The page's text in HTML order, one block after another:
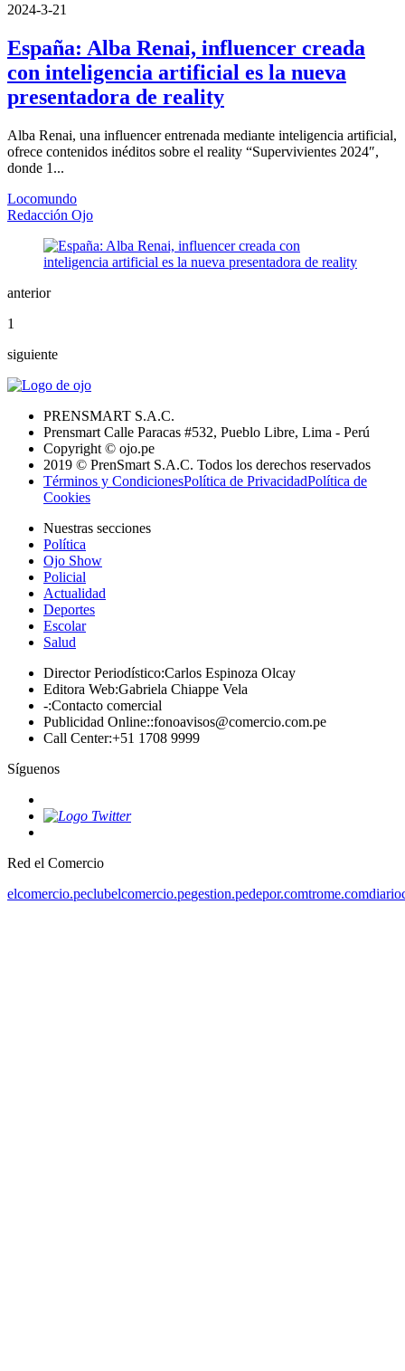
2024-3-21
España: Alba Renai, influencer creada
con inteligencia artificial es la nueva
presentadora de reality
Alba Renai, una influencer entrenada mediante inteligencia artificial,
ofrece contenidos inéditos sobre el reality “Supervivientes 2024″,
donde 1...
Locomundo
Redacción Ojo
anterior
1
siguiente
PRENSMART S.A.C.
Prensmart Calle Paracas #532, Pueblo Libre, Lima - Perú
Copyright © ojo.pe
2019 © PrenSmart S.A.C. Todos los derechos reservados
Términos y CondicionesPolítica de PrivacidadPolítica de
Cookies
Nuestras secciones
Política
Ojo Show
Policial
Actualidad
Deportes
Escolar
Salud
Director Periodístico:Carlos Espinoza Olcay
Editora Web:Gabriela Chiappe Vela
-:Contacto comercial
Publicidad Online::fonoavisos@comercio.com.pe
Call Center:+51 1708 9999
Síguenos
Red el Comercio
elcomercio.peclubelcomercio.pegestion.pedepor.comtrome.com